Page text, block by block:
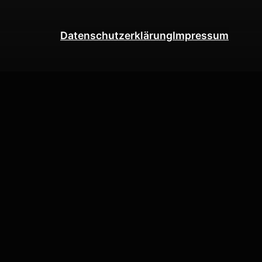
DatenschutzerklärungImpressum